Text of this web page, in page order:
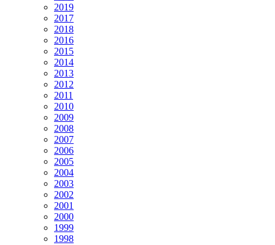
2019
2017
2018
2016
2015
2014
2013
2012
2011
2010
2009
2008
2007
2006
2005
2004
2003
2002
2001
2000
1999
1998